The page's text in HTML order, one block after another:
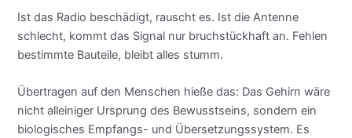
Ist das Radio beschädigt, rauscht es. Ist die Antenne
schlecht, kommt das Signal nur bruchstückhaft an. Fehlen
bestimmte Bauteile, bleibt alles stumm.
Übertragen auf den Menschen hieße das: Das Gehirn wäre
nicht alleiniger Ursprung des Bewusstseins, sondern ein
biologisches Empfangs- und Übersetzungssystem. Es